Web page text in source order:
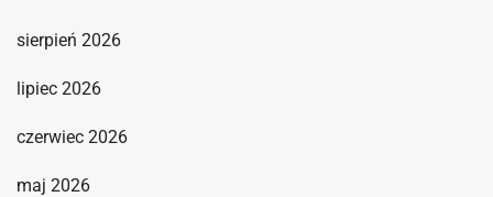
sierpień 2026
lipiec 2026
czerwiec 2026
maj 2026